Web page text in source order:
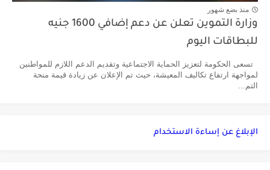
منذ بضع شهور
وزارة التموين تعلن عن دعم إضافي 1600 جنيه
للبطاقات اليوم
تسعى الحكومة لتعزيز الحماية الاجتماعية وتقديم الدعم اللازم للمواطنين
لمواجهة ارتفاع تكاليف المعيشة، حيث تم الإعلان عن زيادة قيمة منحة
التم...
الإبلاغ عن إساءة الاستخدام